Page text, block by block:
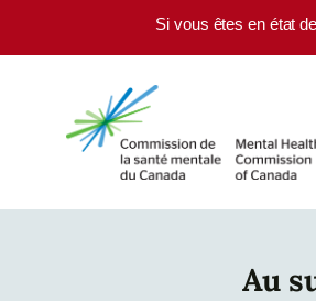
Skip to main contentSi vous êtes en état
Au